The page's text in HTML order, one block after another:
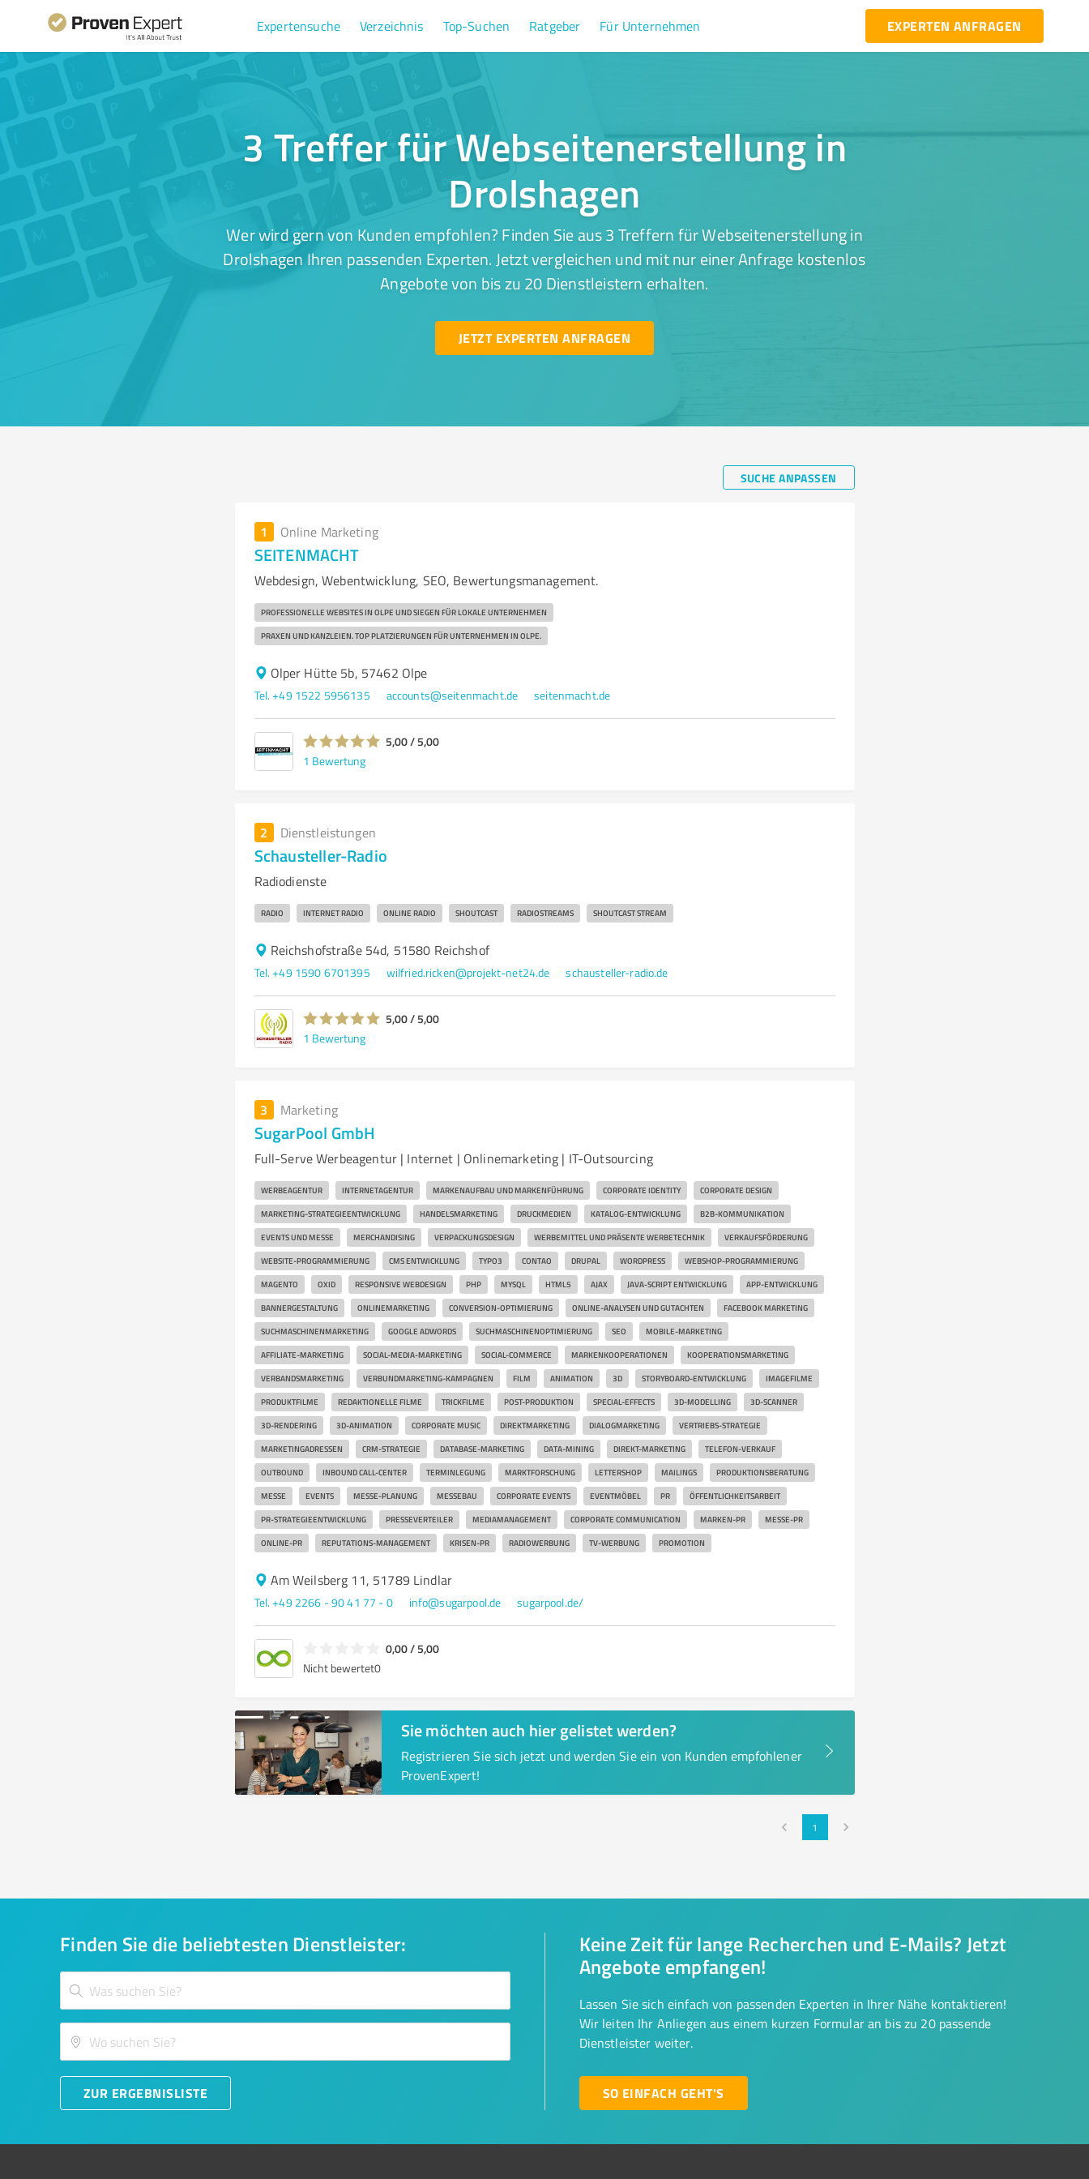
Expertensuche Verzeichnis Top-Suchen Ratgeber Für Unternehmen EXPERTEN ANFRAGEN
3 Treffer für Webseitenerstellung in
Drolshagen
Wer wird gern von Kunden empfohlen? Finden Sie aus 3 Treffern für Webseitenerstellung in
Drolshagen Ihren passenden Experten. Jetzt vergleichen und mit nur einer Anfrage kostenlos
Angebote von bis zu 20 Dienstleistern erhalten.
JETZT EXPERTEN ANFRAGEN
SUCHE ANPASSEN
1 Online Marketing
SEITENMACHT
Webdesign, Webentwicklung, SEO, Bewertungsmanagement.
PROFESSIONELLE WEBSITES IN OLPE UND SIEGEN FÜR LOKALE UNTERNEHMEN
PRAXEN UND KANZLEIEN. TOP PLATZIERUNGEN FÜR UNTERNEHMEN IN OLPE.
Olper Hütte 5b, 57462 Olpe
Tel. +49 1522 5956135 accounts@seitenmacht.de seitenmacht.de
5,00 / 5,00
1 Bewertung
2 Dienstleistungen
Schausteller-Radio
Radiodienste
RADIO INTERNET RADIO ONLINE RADIO SHOUTCAST RADIOSTREAMS SHOUTCAST STREAM
Reichshofstraße 54d, 51580 Reichshof
Tel. +49 1590 6701395 wilfried.ricken@projekt-net24.de schausteller-radio.de
5,00 / 5,00
1 Bewertung
3 Marketing
SugarPool GmbH
Full-Serve Werbeagentur | Internet | Onlinemarketing | IT-Outsourcing
WERBEAGENTUR INTERNETAGENTUR MARKENAUFBAU UND MARKENFÜHRUNG CORPORATE IDENTITY CORPORATE DESIGN
MARKETING-STRATEGIEENTWICKLUNG HANDELSMARKETING DRUCKMEDIEN KATALOG-ENTWICKLUNG B2B-KOMMUNIKATION
EVENTS UND MESSE MERCHANDISING VERPACKUNGSDESIGN WERBEMITTEL UND PRÄSENTE WERBETECHNIK VERKAUFSFÖRDERUNG
WEBSITE-PROGRAMMIERUNG CMS ENTWICKLUNG TYPO3 CONTAO DRUPAL WORDPRESS WEBSHOP-PROGRAMMIERUNG
MAGENTO OXID RESPONSIVE WEBDESIGN PHP MYSQL HTML5 AJAX JAVA-SCRIPT ENTWICKLUNG APP-ENTWICKLUNG
BANNERGESTALTUNG ONLINEMARKETING CONVERSION-OPTIMIERUNG ONLINE-ANALYSEN UND GUTACHTEN FACEBOOK MARKETING
SUCHMASCHINENMARKETING GOOGLE ADWORDS SUCHMASCHINENOPTIMIERUNG SEO MOBILE-MARKETING
AFFILIATE-MARKETING SOCIAL-MEDIA-MARKETING SOCIAL-COMMERCE MARKENKOOPERATIONEN KOOPERATIONSMARKETING
VERBANDSMARKETING VERBUNDMARKETING-KAMPAGNEN FILM ANIMATION 3D STORYBOARD-ENTWICKLUNG IMAGEFILME
PRODUKTFILME REDAKTIONELLE FILME TRICKFILME POST-PRODUKTION SPECIAL-EFFECTS 3D-MODELLING 3D-SCANNER
3D-RENDERING 3D-ANIMATION CORPORATE MUSIC DIREKTMARKETING DIALOGMARKETING VERTRIEBS-STRATEGIE
MARKETINGADRESSEN CRM-STRATEGIE DATABASE-MARKETING DATA-MINING DIREKT-MARKETING TELEFON-VERKAUF
OUTBOUND INBOUND CALL-CENTER TERMINLEGUNG MARKTFORSCHUNG LETTERSHOP MAILINGS PRODUKTIONSBERATUNG
MESSE EVENTS MESSE-PLANUNG MESSEBAU CORPORATE EVENTS EVENTMÖBEL PR ÖFFENTLICHKEITSARBEIT
PR-STRATEGIEENTWICKLUNG PRESSEVERTEILER MEDIAMANAGEMENT CORPORATE COMMUNICATION MARKEN-PR MESSE-PR
ONLINE-PR REPUTATIONS-MANAGEMENT KRISEN-PR RADIOWERBUNG TV-WERBUNG PROMOTION
Am Weilsberg 11, 51789 Lindlar
Tel. +49 2266 - 90 41 77 - 0 info@sugarpool.de sugarpool.de/
0,00 / 5,00
Nicht bewertet0
Sie möchten auch hier gelistet werden?
Registrieren Sie sich jetzt und werden Sie ein von Kunden empfohlener
ProvenExpert!
1
Finden Sie die beliebtesten Dienstleister:
ZUR ERGEBNISLISTE
Keine Zeit für lange Recherchen und E-Mails? Jetzt
Angebote empfangen!
Lassen Sie sich einfach von passenden Experten in Ihrer Nähe kontaktieren!
Wir leiten Ihr Anliegen aus einem kurzen Formular an bis zu 20 passende
Dienstleister weiter.
SO EINFACH GEHT'S